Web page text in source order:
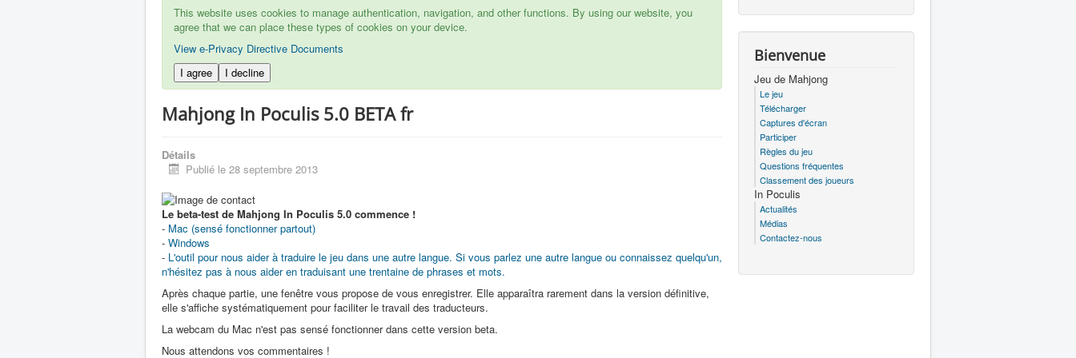
This website uses cookies to manage authentication, navigation, and other functions. By using our website, you
agree that we can place these types of cookies on your device.
View e-Privacy Directive Documents
I agree
I decline
Mahjong In Poculis 5.0 BETA fr
Détails
Publié le 28 septembre 2013
Le beta-test de Mahjong In Poculis 5.0 commence !
- Mac (sensé fonctionner partout)
- Windows
- L'outil pour nous aider à traduire le jeu dans une autre langue. Si vous parlez une autre langue ou connaissez quelqu'un,
n'hésitez pas à nous aider en traduisant une trentaine de phrases et mots.
Après chaque partie, une fenêtre vous propose de vous enregistrer. Elle apparaîtra rarement dans la version définitive,
elle s'affiche systématiquement pour faciliter le travail des traducteurs.
La webcam du Mac n'est pas sensé fonctionner dans cette version beta.
Nous attendons vos commentaires !
Bienvenue
Jeu de Mahjong
Le jeu
Télécharger
Captures d'écran
Participer
Règles du jeu
Questions fréquentes
Classement des joueurs
In Poculis
Actualités
Médias
Contactez-nous